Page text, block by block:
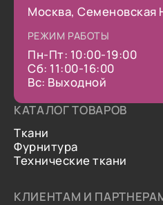
Москва, Семеновская
РЕЖИМ РАБОТЫ
Пн-Пт: 10:00-19:00
Сб: 11:00-16:00
Вс: Выходной
КАТАЛОГ ТОВАРОВ
Ткани
Фурнитура
Технические ткани
КЛИЕНТАМ И